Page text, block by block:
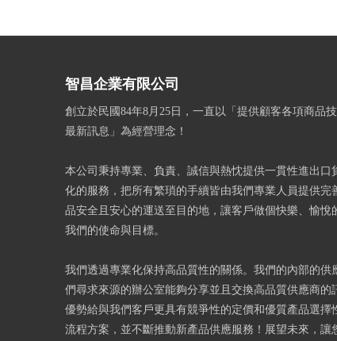
智昌企業有限公司
創立於民國84年8月25日，一直以「提供顧客各項商品
最新訊息」為經營理念！
本公司秉持專業、負責、誠信與熱忱提供一貫性進出口
化的服務，把所有繁瑣的手續皆由我們專業人員提供完
品安全且安心的運送至目的地，讓客戶做個快樂、愉悅
我們的使命與目標。
我們透過專業化保持高品質性的關係。我們的內部的供
們尋求來源的辦公室能夠分享並且交換高品質供應商的
優勢給與我們客戶更具有競爭性的定價和優質產品選擇
流程方案，並不斷推動新產品供應服務！展望未來，讓